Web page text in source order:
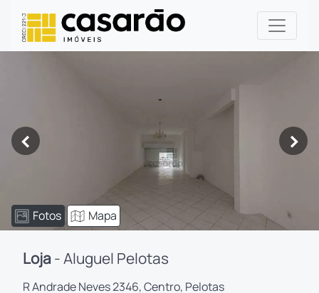
< >
Fotos Mapa
Loja- Aluguel Pelotas
R Andrade Neves 2346, Centro, Pelotas